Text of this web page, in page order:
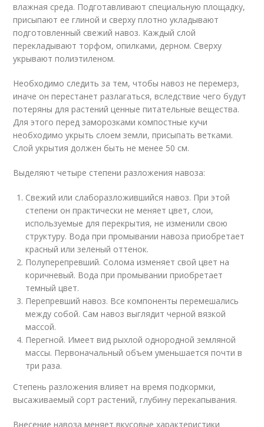
влажная среда. Подготавливают специальную площадку,
присыпают ее глиной и сверху плотно укладывают
подготовленный свежий навоз. Каждый слой
перекладывают торфом, опилками, дерном. Сверху
укрывают полиэтиленом.
Необходимо следить за тем, чтобы навоз не перемерз,
иначе он перестанет разлагаться, вследствие чего будут
потеряны для растений ценные питательные вещества.
Для этого перед заморозками компостные кучи
необходимо укрыть слоем земли, присыпать ветками.
Слой укрытия должен быть не менее 50 см.
Выделяют четыре степени разложения навоза:
Свежий или слаборазложившийся навоз. При этой
степени он практически не меняет цвет, слои,
используемые для перекрытия, не изменили свою
структуру. Вода при промывании навоза приобретает
красный или зеленый оттенок.
Полуперепревший. Солома изменяет свой цвет на
коричневый. Вода при промывании приобретает
темный цвет.
Перепревший навоз. Все компоненты перемешались
между собой. Сам навоз выглядит черной вязкой
массой.
Перегной. Имеет вид рыхлой однородной земляной
массы. Первоначальный объем уменьшается почти в
три раза.
Степень разложения влияет на время подкормки,
высаживаемый сорт растений, глубину перекапывания.
Внесение навоза меняет вкусовые характеристики